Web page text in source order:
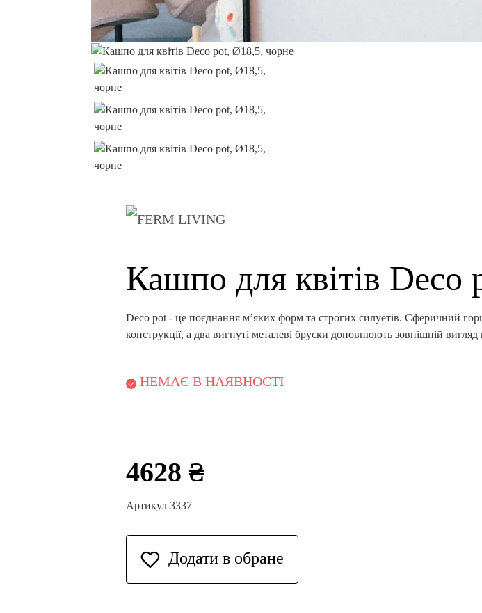
Кашпо для квітів
Deco pot - це поєднання м’яких форм та строгих силуетів. Сферичний
конструкції, а два вигнуті металеві бруски доповнюють зовнішній
НЕМАЄ В НАЯВНОСТІ
4628 ₴
Артикул 3337
Додати в обране